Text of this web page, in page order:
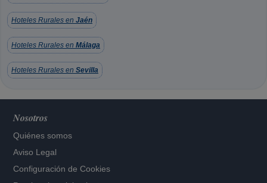
Hoteles Rurales en Jaén
Hoteles Rurales en Málaga
Hoteles Rurales en Sevilla
Nosotros
Quiénes somos
Aviso Legal
Configuración de Cookies